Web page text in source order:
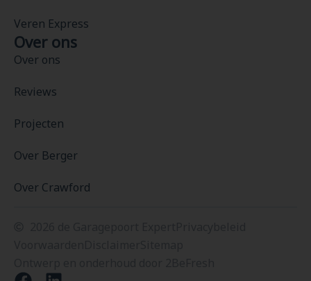
Veren Express
Over ons
Over ons
Reviews
Projecten
Over Berger
Over Crawford